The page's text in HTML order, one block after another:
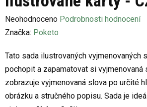
Průměrné
hodnocení
je
0,0
z
5
Neohodnoceno Podrobnosti hodnocení
Značka: Poketo
Tato sada ilustrovaných vyjmenovaných
pochopit a zapamatovat si vyjmenovaná
zobrazuje vyjmenovaná slova po určité
obrázku a stručného popisu. Sada je